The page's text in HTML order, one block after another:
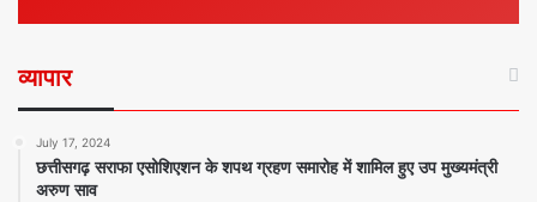
व्यापार
July 17, 2024
छत्तीसगढ़ सराफा एसोशिएशन के शपथ ग्रहण समारोह में शामिल हुए उप मुख्यमंत्री
अरुण साव